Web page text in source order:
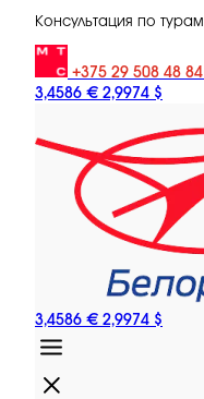
Консультация по турам
+375 29 508 48 84
3,4586 € 2,9974 $
3,4586 € 2,9974 $